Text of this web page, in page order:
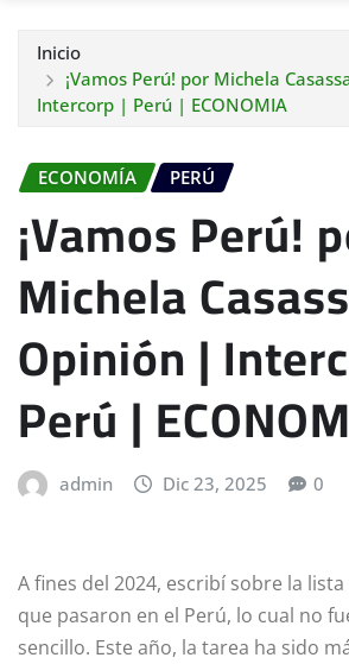
Inicio
¡Vamos Perú! por Michela
Intercorp | Perú | ECONOMIA
ECONOMÍA PERÚ
¡Vamos Perú!
Michela
Opinión |
Perú |
admin Dic 23, 2025 0
A fines del 2024, escribí sobre la
que pasaron en el Perú, lo cual no
sencillo. Este año, la tarea ha sido